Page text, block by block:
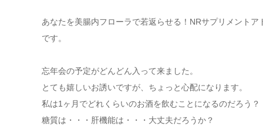
あなたを美腸内フローラで若返らせる！NRサプリメント
です。
忘年会の予定がどんどん入って来ました。
とても嬉しいお誘いですが、ちょっと心配になります。
私は1ヶ月でどれくらいのお酒を飲むことになるのだろう？
糖質は・・・肝機能は・・・大丈夫だろうか？